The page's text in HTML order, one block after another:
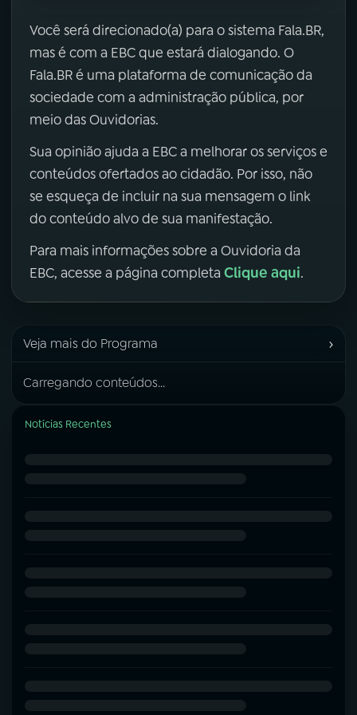
Você será direcionado(a) para o sistema Fala.BR,
mas é com a EBC que estará dialogando. O
Fala.BR é uma plataforma de comunicação da
sociedade com a administração pública, por
meio das Ouvidorias.
Sua opinião ajuda a EBC a melhorar os serviços e
conteúdos ofertados ao cidadão. Por isso, não
se esqueça de incluir na sua mensagem o link
do conteúdo alvo de sua manifestação.
Para mais informações sobre a Ouvidoria da
EBC, acesse a página completa Clique aqui.
Veja mais do Programa ›
Carregando conteúdos...
Notícias Recentes